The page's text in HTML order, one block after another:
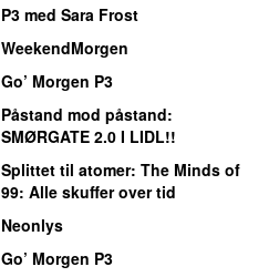
P3 med Sara Frost
WeekendMorgen
Go’ Morgen P3
Påstand mod påstand:
SMØRGATE 2.0 I LIDL!!
Splittet til atomer: The Minds of
99: Alle skuffer over tid
Neonlys
Go’ Morgen P3